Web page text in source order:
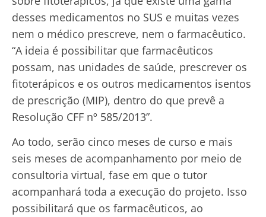
desses medicamentos no SUS e muitas vezes
nem o médico prescreve, nem o farmacêutico.
“A ideia é possibilitar que farmacêuticos
possam, nas unidades de saúde, prescrever os
fitoterápicos e os outros medicamentos isentos
de prescrição (MIP), dentro do que prevê a
Resolução CFF nº 585/2013”.
Ao todo, serão cinco meses de curso e mais
seis meses de acompanhamento por meio de
consultoria virtual, fase em que o tutor
acompanhará toda a execução do projeto. Isso
possibilitará que os farmacêuticos, ao